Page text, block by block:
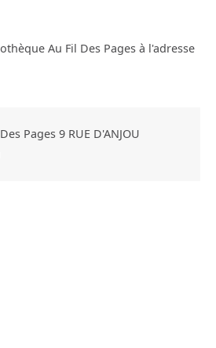
Au Fil Des Pages à l'adresse
Pages 9 RUE D'ANJOU